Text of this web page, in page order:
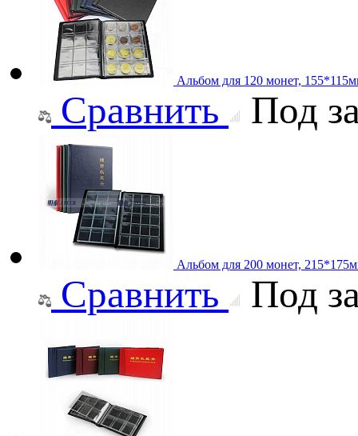
Альбом для 120 монет,
Сравнить Под
Альбом для 200 монет,
Сравнить Под